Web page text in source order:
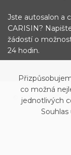
Jste autosalon a
CARISIN?
žádostí o
24 hodin.
© 2019 - 2021
co možná
jednotlivých